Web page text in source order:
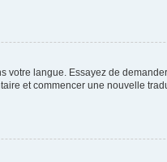
langue. Essayez de
et commencer une nouvelle